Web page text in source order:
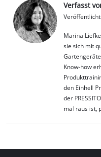
Verfasst
Marina
sie sich mit
Know-how
den Einhell
der
mal raus ist,